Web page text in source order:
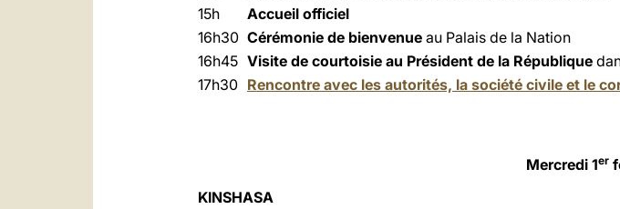
15h
Accueil officiel
16h30 Cérémonie de bienvenue au Palais de la Nation
16h45 Visite de courtoisie au Président de la République
17h30 Rencontre avec les autorités, la société civile et le
Mercredi 1er
KINSHASA